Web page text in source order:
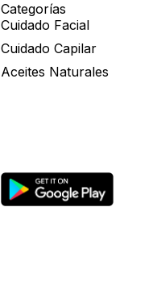
Categorías
Cuidado Facial
Cuidado Capilar
Aceites Naturales